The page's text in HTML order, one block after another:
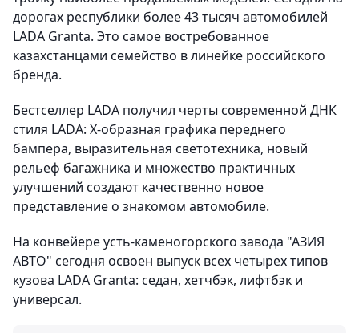
дорогах республики более 43 тысяч автомобилей
LADA Granta. Это самое востребованное
казахстанцами семейство в линейке российского
бренда.
Бестселлер LADA получил черты современной ДНК
стиля LADA: X-образная графика переднего
бампера, выразительная светотехника, новый
рельеф багажника и множество практичных
улучшений создают качественно новое
представление о знакомом автомобиле.
На конвейере усть-каменогорского завода "АЗИЯ
АВТО" сегодня освоен выпуск всех четырех типов
кузова LADA Granta: седан, хетчбэк, лифтбэк и
универсал.